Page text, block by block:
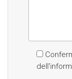
dell'